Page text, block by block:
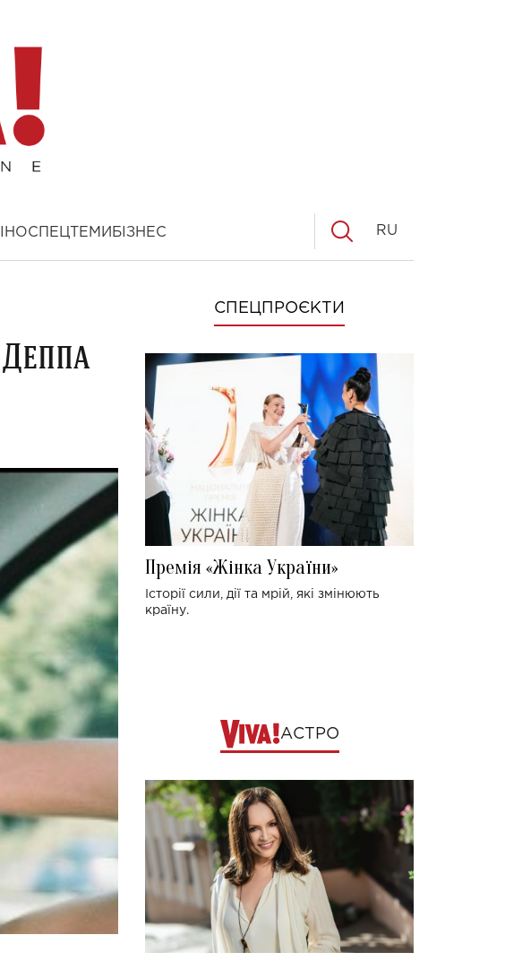
СПЕЦТЕМИ БІЗНЕС RU
СПЕЦПРОЄКТИ
Премія «Жінка України»
Історії сили, дії та мрій, які змінюють
країну.
АСТРО